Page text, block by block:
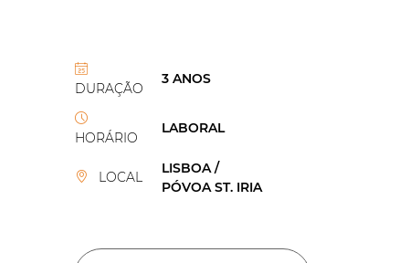
DURAÇÃO
3 ANOS
HORÁRIO
LABORAL
LOCAL
LISBOA /
PÓVOA ST. IRIA